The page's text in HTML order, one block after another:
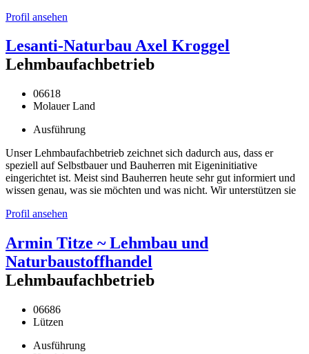
Profil ansehen
Lesanti-Naturbau Axel Kroggel
Lehmbaufachbetrieb
06618
Molauer Land
Ausführung
Unser Lehmbaufachbetrieb zeichnet sich dadurch aus, dass er
speziell auf Selbstbauer und Bauherren mit Eigeninitiative
eingerichtet ist. Meist sind Bauherren heute sehr gut informiert und
wissen genau, was sie möchten und was nicht. Wir unterstützen sie
Profil ansehen
Armin Titze ~ Lehmbau und
Naturbaustoffhandel
Lehmbaufachbetrieb
06686
Lützen
Ausführung